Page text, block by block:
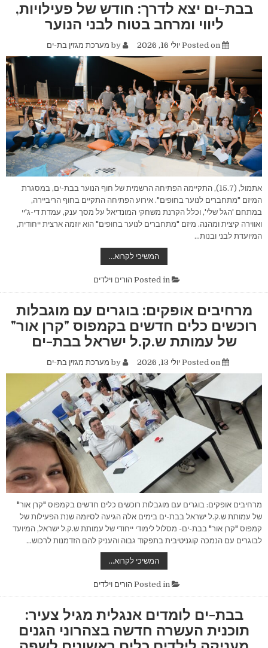
בבת-ים יצא לדרך: חודש של פעילויות,
ליווי ומרחב בטוח לבני הנוער
יולי 16, 2026 by מערכת מגזין בת-ים
אתמול, (15.7), התקיימה הפתיחה הרשמית של חוף הנוער בבת-ים, במסגרת
המיזם "מתחברים לנוער בחופים". אירוע הפתיחה התקיים בחוף הריביירה,
במתחם 'הגל שלי', וכלל הקרנת משחקי המונדיאל על מסך ענק, עמדת די-ג'יי
ואווירה קיצית ומהנה. מיזם "מתחברים לנוער בחופים" הוא יוזמה ארצית ייחודית,
המיועדת לבני ובנות…
המשיכי לקרוא…
"מתחברים
בחופים"
יצא
חודש
של
פעילויות,
ליווי
ומרחב
בטוח
הנוער
הורים וילדים
מרחיבים אופקים: בוגרים עם מוגבלות
רוכשים כלים חדשים בקמפוס "קרן אור"
של עמותת ש.ק.ל ישראל בבת-ים
יולי 13, 2026 by מערכת מגזין בת-ים
מרחיבים אופקים: בוגרים עם מוגבלות רוכשים כלים חדשים בקמפוס "קרן אור"
של עמותת ש.ק.ל ישראל בבת-ים בימים אלה הגיעה לסיומה שנת הפעילות של
קמפוס "קרן אור" בבת-ים- מסלול לימודי ייחודי של עמותת ש.ק.ל ישראל, המיועד
לבוגרים עם הנמכה קוגניטיבית בתפקוד גבוה והעניק להם הזדמנות לרכוש…
המשיכי לקרוא…
אופקים:
עם
רוכשים
חדשים
בקמפוס
"קרן
אור"
של
הורים וילדים
בבת-ים לומדים אנגלית מגיל צעיר:
תוכנית העשרה חדשה בצהרוני הגנים